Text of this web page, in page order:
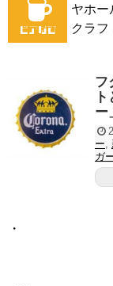
ヤホー
クラフ
フ
ー
ー,
ガ
・